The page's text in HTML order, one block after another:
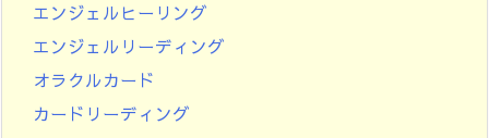
エンジェルヒーリング
エンジェルリーディング
オラクルカード
カードリーディング